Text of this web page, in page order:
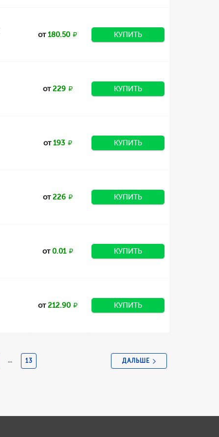
от180.50 КУПИТЬ
от229 КУПИТЬ
от193 КУПИТЬ
от226 КУПИТЬ
от 0.01 КУПИТЬ
от212.90 КУПИТЬ
... 13 ДАЛЬШЕ